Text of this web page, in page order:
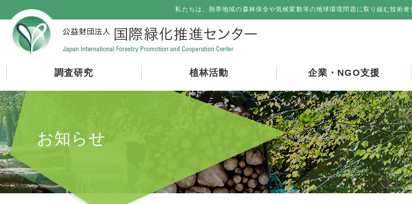
私たちは、熱帯地域の森林保全や気候変動等の地球環境問題に取り組む技術者
調査研究 植林活動 企業・NGO支援
お知らせ